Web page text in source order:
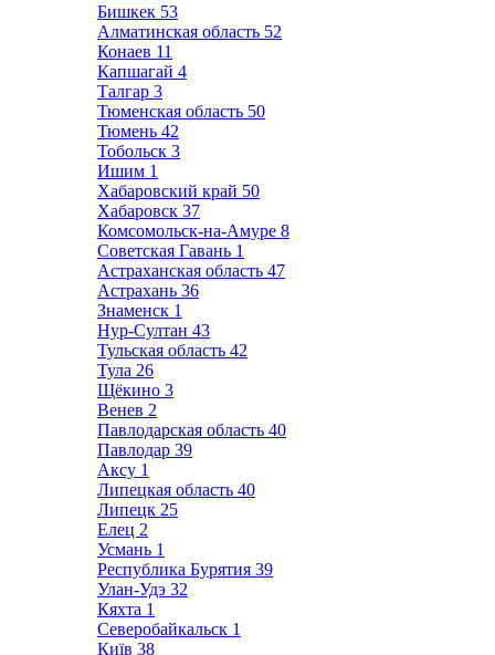
Бишкек 53
Алматинская область 52
Конаев 11
Капшагай 4
Талгар 3
Тюменская область 50
Тюмень 42
Тобольск 3
Ишим 1
Хабаровский край 50
Хабаровск 37
Комсомольск-на-Амуре 8
Советская Гавань 1
Астраханская область 47
Астрахань 36
Знаменск 1
Нур-Султан 43
Тульская область 42
Тула 26
Щёкино 3
Венев 2
Павлодарская область 40
Павлодар 39
Аксу 1
Липецкая область 40
Липецк 25
Елец 2
Усмань 1
Республика Бурятия 39
Улан-Удэ 32
Кяхта 1
Северобайкальск 1
Київ 38